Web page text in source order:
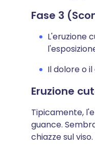
Fase 3
L'eruzione
Il dolore o
Eruzione
Tipicamente,
guance.
chiazze sul